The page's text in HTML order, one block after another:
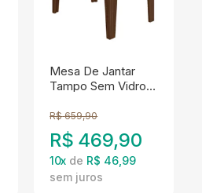
Mesa De Jantar
Tampo Sem Vidro 4
Kate Amendoa Off
White POLIMAN
R$ 659,90
R$ 469,90
10x de R$ 46,99